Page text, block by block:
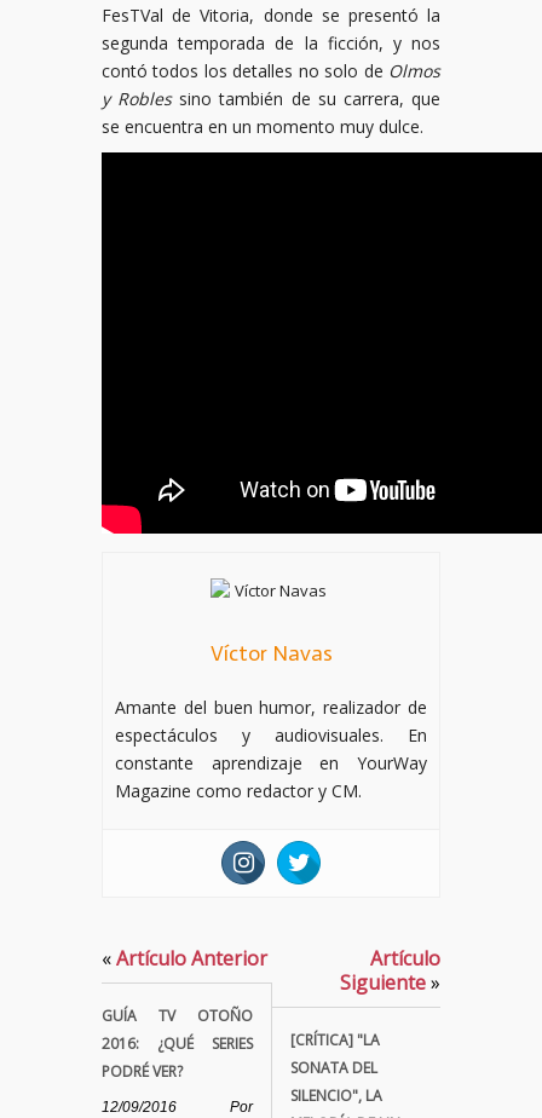
FesTVal de Vitoria, donde se presentó la
segunda temporada de la ficción, y nos
contó todos los detalles no solo de Olmos
y Roblessino también de su carrera, que
se encuentra en un momento muy dulce.
Víctor Navas
Amante del buen humor, realizador de
espectáculos y audiovisuales. En
constante aprendizaje en YourWay
Magazine como redactor y CM.
«Artículo Anterior
GUÍA TV OTOÑO
2016: ¿QUÉ SERIES
PODRÉ VER?
12/09/2016 Por
Artículo
Siguiente»
[CRÍTICA] "LA
SONATA DEL
SILENCIO", LA